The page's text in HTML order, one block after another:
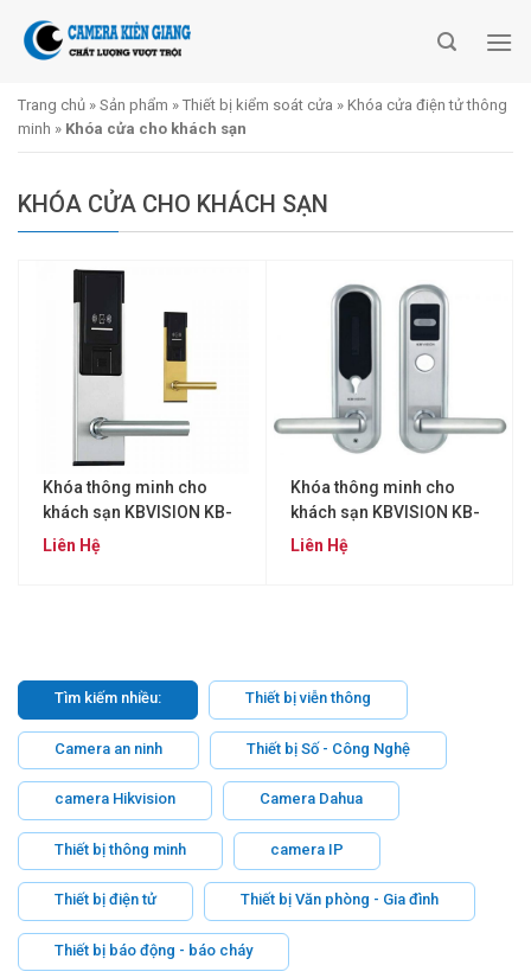
Trang chủ » Sản phẩm » Thiết bị kiểm soát cửa » Khóa cửa điện tử thông
minh » Khóa cửa cho khách sạn
KHÓA CỬA CHO KHÁCH SẠN
Khóa thông minh cho
khách sạn KBVISION KB-
SL01HS/HG
Liên Hệ
Khóa thông minh cho
khách sạn KBVISION KB-
SL02HS
Liên Hệ
Tìm kiếm nhiều: Thiết bị viễn thông
Camera an ninh Thiết bị Số - Công Nghệ
camera Hikvision Camera Dahua
Thiết bị thông minh camera IP
Thiết bị điện tử Thiết bị Văn phòng - Gia đình
Thiết bị báo động - báo cháy